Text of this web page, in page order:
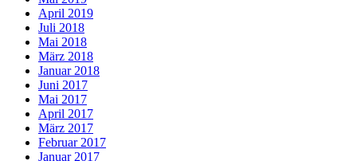
April 2019
Juli 2018
Mai 2018
März 2018
Januar 2018
Juni 2017
Mai 2017
April 2017
März 2017
Februar 2017
Januar 2017